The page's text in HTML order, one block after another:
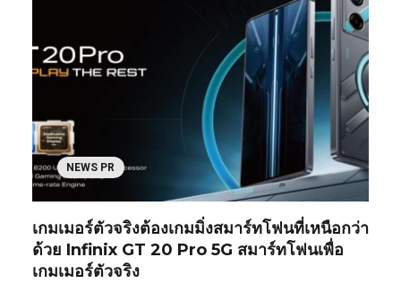
NEWS PR
เกมเมอร์ตัวจริงต้องเกมมิ่งสมาร์ทโฟนที่เหนือกว่า
ด้วย Infinix GT 20 Pro 5G สมาร์ทโฟนเพื่อ
เกมเมอร์ตัวจริง